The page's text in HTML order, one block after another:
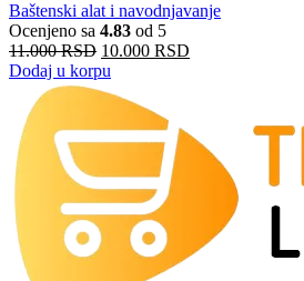
Baštenski alat i navodnjavanje
Ocenjeno sa 4.83 od 5
11.000RSD 10.000 RSD
Dodaj u korpu